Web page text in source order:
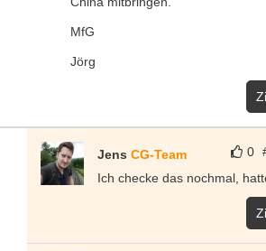
MfG
Jörg
0
Jens CG-Team
Ich checke das nochmal,